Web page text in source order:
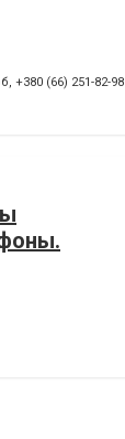
, +380 (66) 251-82-98